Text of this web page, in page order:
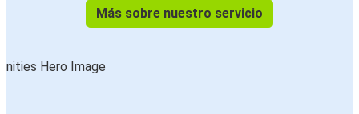
Más sobre nuestro servicio